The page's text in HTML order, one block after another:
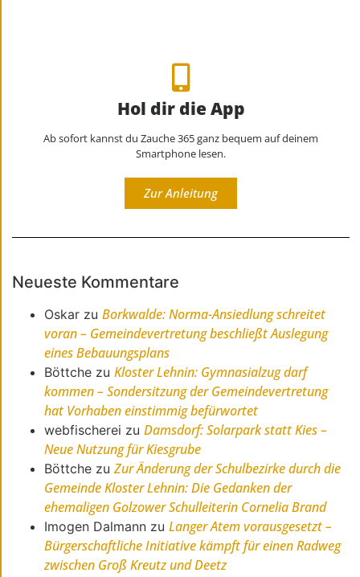
Hol dir die App
Ab sofort kannst du Zauche 365 ganz bequem auf deinem
Smartphone lesen.
Zur Anleitung
Neueste Kommentare
Oskar zuBorkwalde: Norma-Ansiedlung schreitet
voran – Gemeindevertretung beschließt Auslegung
eines Bebauungsplans
Böttche zuKloster Lehnin: Gymnasialzug darf
kommen – Sondersitzung der Gemeindevertretung
hat Vorhaben einstimmig befürwortet
webfischerei zuDamsdorf: Solarpark statt Kies –
Neue Nutzung für Kiesgrube
Böttche zuZur Änderung der Schulbezirke durch die
Gemeinde Kloster Lehnin: Die Gedanken der
ehemaligen Golzower Schulleiterin Cornelia Brand
Imogen Dalmann zuLanger Atem vorausgesetzt –
Bürgerschaftliche Initiative kämpft für einen Radweg
zwischen Groß Kreutz und Deetz